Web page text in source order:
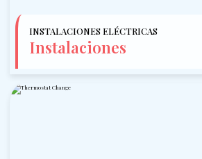
INSTALACIONES ELÉCTRICAS
Instalaciones